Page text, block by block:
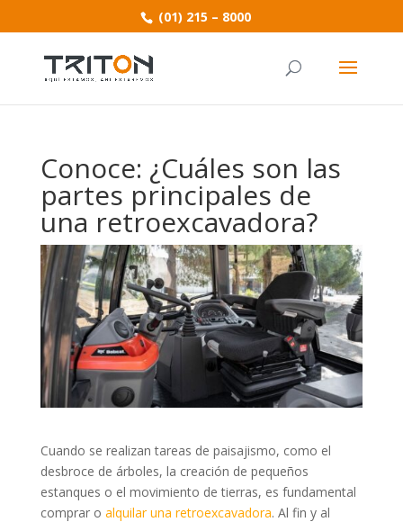
(01) 215 – 8000
Conoce: ¿Cuáles son las
partes principales de
una retroexcavadora?
Cuando se realizan tareas de paisajismo, como el
desbroce de árboles, la creación de pequeños
estanques o el movimiento de tierras, es fundamental
comprar o alquilar una retroexcavadora. Al fin y al